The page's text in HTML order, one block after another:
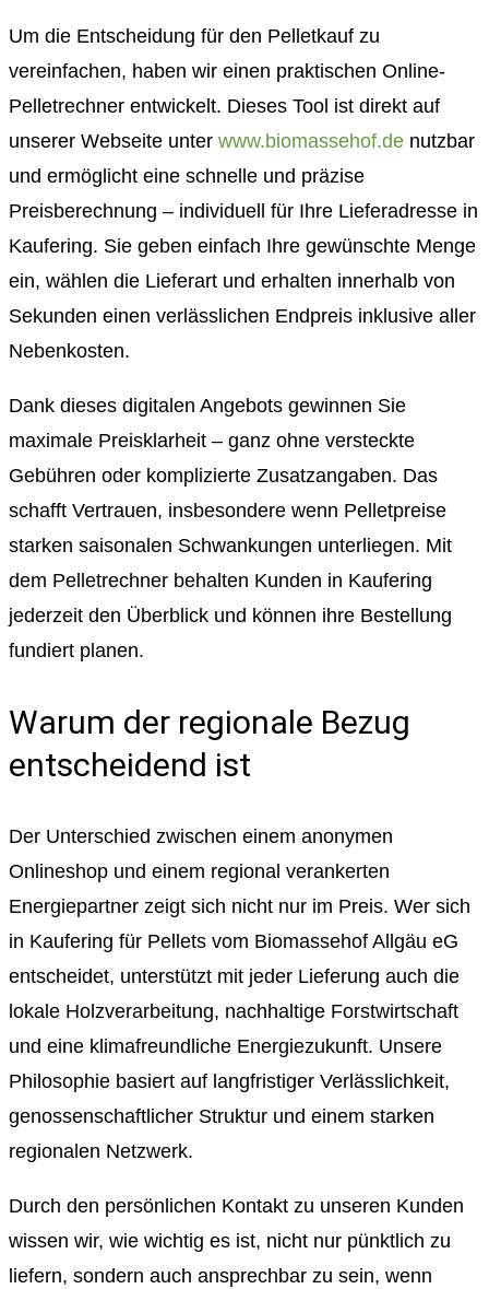
Um die Entscheidung für den Pelletkauf zu
vereinfachen, haben wir einen praktischen Online-
Pelletrechner entwickelt. Dieses Tool ist direkt auf
unserer Webseite unter www.biomassehof.de nutzbar
und ermöglicht eine schnelle und präzise
Preisberechnung – individuell für Ihre Lieferadresse in
Kaufering. Sie geben einfach Ihre gewünschte Menge
ein, wählen die Lieferart und erhalten innerhalb von
Sekunden einen verlässlichen Endpreis inklusive aller
Nebenkosten.
Dank dieses digitalen Angebots gewinnen Sie
maximale Preisklarheit – ganz ohne versteckte
Gebühren oder komplizierte Zusatzangaben. Das
schafft Vertrauen, insbesondere wenn Pelletpreise
starken saisonalen Schwankungen unterliegen. Mit
dem Pelletrechner behalten Kunden in Kaufering
jederzeit den Überblick und können ihre Bestellung
fundiert planen.
Warum der regionale Bezug
entscheidend ist
Der Unterschied zwischen einem anonymen
Onlineshop und einem regional verankerten
Energiepartner zeigt sich nicht nur im Preis. Wer sich
in Kaufering für Pellets vom Biomassehof Allgäu eG
entscheidet, unterstützt mit jeder Lieferung auch die
lokale Holzverarbeitung, nachhaltige Forstwirtschaft
und eine klimafreundliche Energiezukunft. Unsere
Philosophie basiert auf langfristiger Verlässlichkeit,
genossenschaftlicher Struktur und einem starken
regionalen Netzwerk.
Durch den persönlichen Kontakt zu unseren Kunden
wissen wir, wie wichtig es ist, nicht nur pünktlich zu
liefern, sondern auch ansprechbar zu sein, wenn